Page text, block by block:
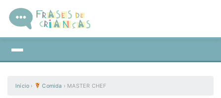
Início › Comida › MASTER CHEF